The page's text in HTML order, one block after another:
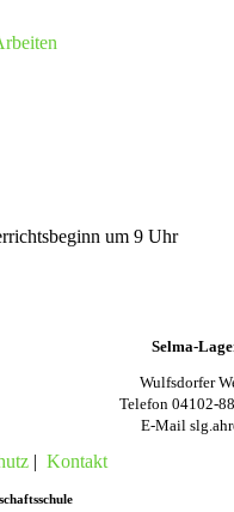
um 9 Uhr
Selma-
Wulfsdorfer
Telefon 04102-
E-Mail
| Kontakt